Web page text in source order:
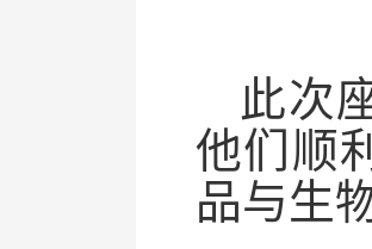
此次
他们顺
品与生